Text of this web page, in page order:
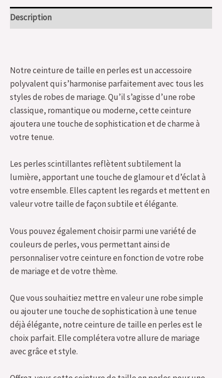
Description
Notre ceinture de taille en perles est un accessoire
polyvalent qui s’harmonise parfaitement avec tous les
styles de robes de mariage. Qu’il s’agisse d’une robe
classique, romantique ou moderne, cette ceinture
ajoutera une touche de sophistication et de charme à
votre tenue.
Les perles scintillantes reflètent subtilement la
lumière, apportant une touche de glamour et d’éclat à
votre ensemble. Elles captent les regards et mettent en
valeur votre taille de façon subtile et élégante.
Vous pouvez également choisir parmi une variété de
couleurs de perles, vous permettant ainsi de
personnaliser votre ceinture en fonction de votre robe
de mariage et de votre thème.
Que vous souhaitiez mettre en valeur une robe simple
ou ajouter une touche de sophistication à une tenue
déjà élégante, notre ceinture de taille en perles est le
choix parfait. Elle complétera votre allure de mariage
avec grâce et style.